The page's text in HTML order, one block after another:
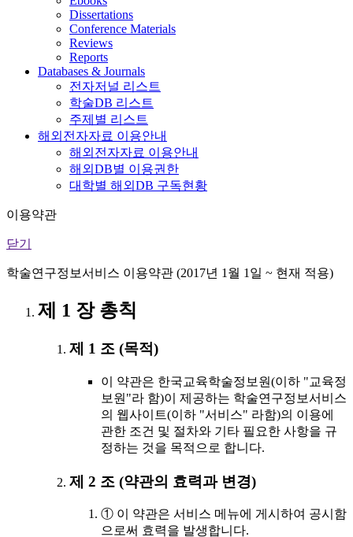
Dissertations
Conference Materials
Reviews
Reports
Databases & Journals
전자저널 리스트
학술DB 리스트
주제별 리스트
해외전자자료 이용안내
해외전자자료 이용안내
해외DB별 이용권한
대학별 해외DB 구독현황
이용약관
닫기
학술연구정보서비스 이용약관 (2017년 1월 1일 ~ 현재 적용)
제 1 장 총칙
제 1 조 (목적)
이 약관은 한국교육학술정보원(이하 "교육정
보원"라 함)이 제공하는 학술연구정보서비스
의 웹사이트(이하 "서비스" 라함)의 이용에
관한 조건 및 절차와 기타 필요한 사항을 규
정하는 것을 목적으로 합니다.
제 2 조 (약관의 효력과 변경)
① 이 약관은 서비스 메뉴에 게시하여 공시함
으로써 효력을 발생합니다.